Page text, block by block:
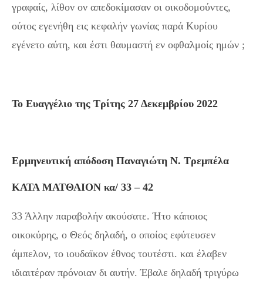
γραφαίς, λίθον ον απεδοκίμασαν οι οικοδομούντες,
ούτος εγενήθη εις κεφαλήν γωνίας παρά Κυρίου
εγένετο αύτη, και έστι θαυμαστή εν οφθαλμοίς ημών ;
Το Ευαγγέλιο της Τρίτης 27 Δεκεμβρίου 2022
Ερμηνευτική απόδοση Παναγιώτη Ν. Τρεμπέλα
ΚΑΤΑ ΜΑΤΘΑΙΟΝ κα/ 33 – 42
33 Άλλην παραβολήν ακούσατε. Ήτο κάποιος
οικοκύρης, ο Θεός δηλαδή, ο οποίος εφύτευσεν
άμπελον, το ιουδαϊκον έθνος τουτέστι. και έλαβεν
ιδιαιτέραν πρόνοιαν δι αυτήν. Έβαλε δηλαδή τριγύρω